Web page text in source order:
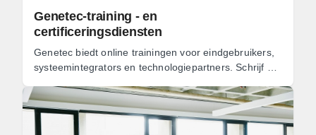
Genetec-training - en
certificeringsdiensten
Genetec biedt online trainingen voor eindgebruikers,
systeemintegrators en technologiepartners. Schrijf u